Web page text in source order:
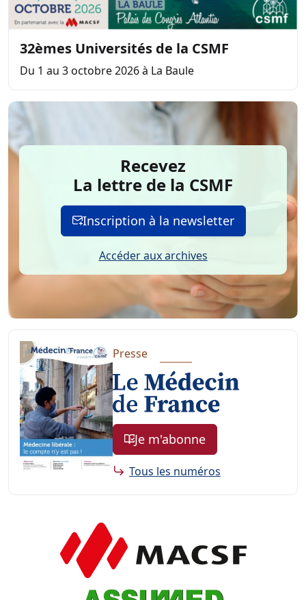
32èmes Universités de la CSMF
Du 1 au 3 octobre 2026 à La Baule
Recevez
La lettre de la CSMF
Inscription à la newsletter
Accéder aux archives
Presse
Je m'abonne
Tous les numéros